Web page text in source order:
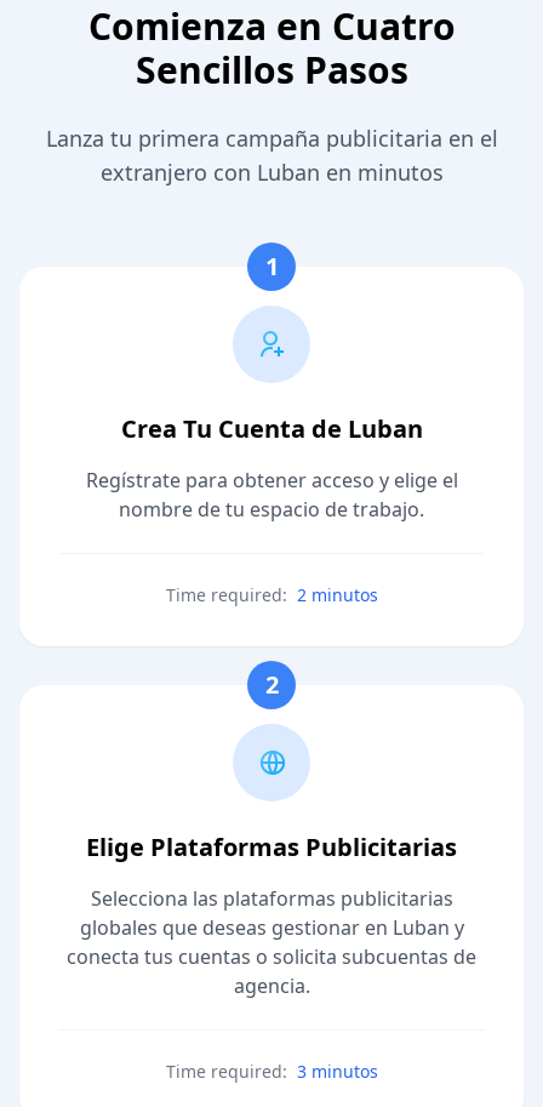
Comienza en Cuatro
Sencillos Pasos
Lanza tu primera campaña publicitaria en el
extranjero con Luban en minutos
1
Crea Tu Cuenta de Luban
Regístrate para obtener acceso y elige el
nombre de tu espacio de trabajo.
Time required: 2 minutos
2
Elige Plataformas Publicitarias
Selecciona las plataformas publicitarias
globales que deseas gestionar en Luban y
conecta tus cuentas o solicita subcuentas de
agencia.
Time required: 3 minutos